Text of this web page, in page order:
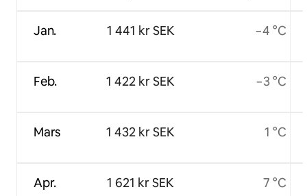
Jan.
Feb.
Mars
Apr.
1 441 kr SEK
1 422 kr SEK
1 432 kr SEK
1 621 kr SEK
−4 °C
−3 °C
1 °C
7 °C